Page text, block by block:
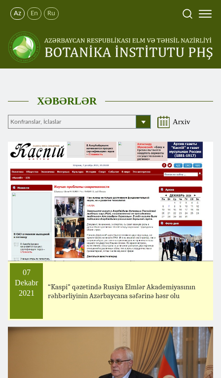
Az En Ru
XƏBƏRLƏR
Arxiv
07
Dekabr
2021
“Kaspi” qəzetində Rusiya Elmlər Akademiyasının
rəhbərliyinin Azərbaycana səfərinə həsr olu